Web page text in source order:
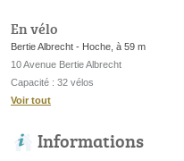
En vélo
Bertie Albrecht - Hoche, à 59 m
10 Avenue Bertie Albrecht
Capacité : 32 vélos
Voir tout
Informations